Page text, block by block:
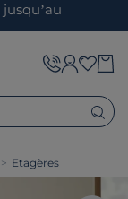
jusqu’au
> Etagères